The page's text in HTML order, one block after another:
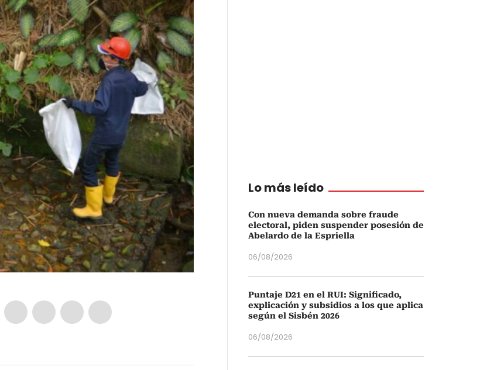
Lo más leído
Con nueva demanda sobre fraude
electoral, piden suspender posesión de
Abelardo de la Espriella
06/08/2026
Puntaje D21 en el RUI: Significado,
explicación y subsidios a los que aplica
según el Sisbén 2026
06/08/2026